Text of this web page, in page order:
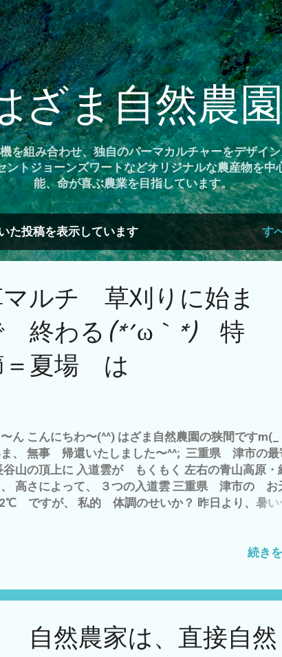
スキップしてメイン コンテンツに移動
ざま自然農
を組み合わせ、独自のパーマカルチャーをデザイ
トジョーンズワートなどオリジナルな農産物を中
能、命が喜ぶ農業を目指しています。
た投稿を表示しています す
マルチ 草刈りに始ま
終わる(*´ω｀*) 特
夏場 は
ん こんにちわ〜(^^) はざま自然農園の狭間ですm(_
ま、 無事 帰還いたしました〜^^; 三重県 津市の最
谷山の頂上に 入道雲が もくもく 左右の青山高原・
高さによって、 ３つの入道雲 三重県 津市の お
ですが、 私的 体調のせいか？ 昨日より、暑い
のメンバーが 朝も 早くから お手伝い(^O^) ほ
の目と鼻の先に いたとは(ﾟ∀ﾟ) 感動(^O^) - 6月
ロが、 雑草を抑えて います(^O^) 私が、チャンネ
る 瀬戸内まいふぁーむ【自然農法チャンネル】 で
続き
自然農家は、直接自然